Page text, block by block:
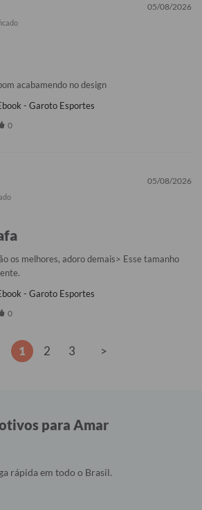
05/08/2026
acabamendo no design
- Garoto Esportes
0
05/08/2026
os melhores, adoro demais> Esse tamanho
- Garoto Esportes
0
1 2 3 >
para Amar
rápida em todo o Brasil.